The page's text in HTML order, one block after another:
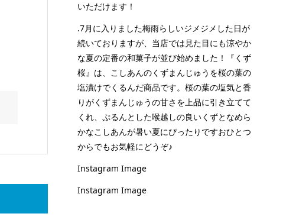
いただけます！
.7月に入りました梅雨らしいジメジメした日が
続いておりますが、当店では見た目にも涼やか
な夏の定番の和菓子が並び始めました！『くず
桜』は、こしあんのくずまんじゅうを桜の葉の
塩漬けでくるんだ商品です。桜の葉の塩気と香
りがくずまんじゅうの甘さを上品に引き立てて
くれ、ぷるんとした喉越しの良いくずとなめら
かなこしあんが暑い夏にぴったりですおひとつ
からでもお気軽にどうぞ♪
Instagram Image
Instagram Image